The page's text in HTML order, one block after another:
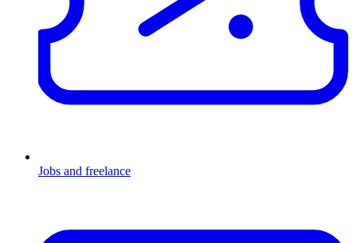
Jobs and freelance